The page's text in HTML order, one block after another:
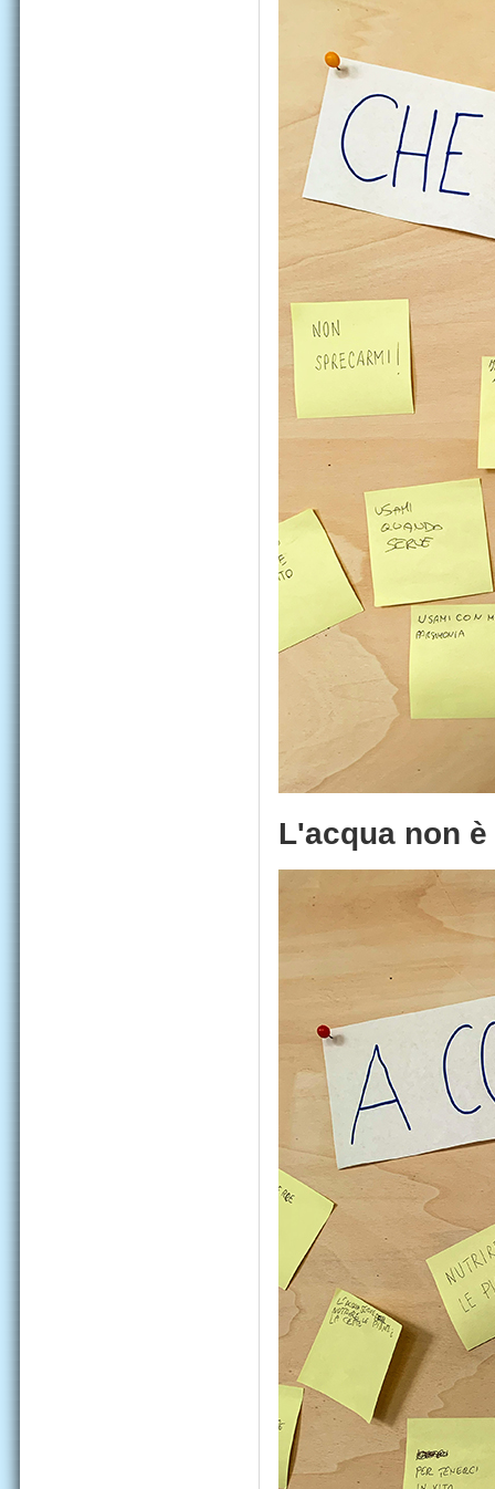
L'acqua non